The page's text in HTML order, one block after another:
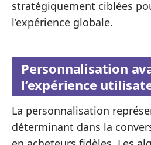
stratégiquement ciblées
l’expérience globale.
Personnalisation
l’expérience
La personnalisation
déterminant dans la